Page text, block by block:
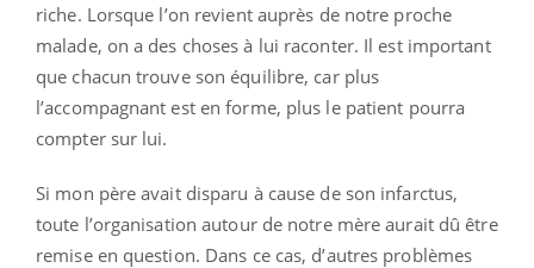
riche. Lorsque l’on revient auprès de notre proche
malade, on a des choses à lui raconter. Il est important
que chacun trouve son équilibre, car plus
l’accompagnant est en forme, plus le patient pourra
compter sur lui.
Si mon père avait disparu à cause de son infarctus,
toute l’organisation autour de notre mère aurait dû être
remise en question. Dans ce cas, d’autres problèmes